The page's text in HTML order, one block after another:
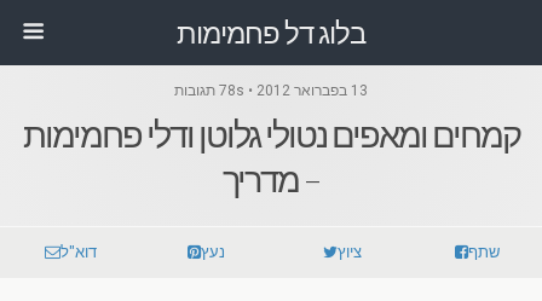
בלוג דל פחמימות
13 בפברואר 2012 • 78s תגובות
קמחים ומאפים נטולי גלוטן ודלי פחמימות
– מדריך
שתף ציוץ נעץ דוא"ל